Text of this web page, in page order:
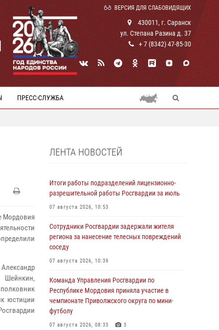
ВЕРСИЯ ДЛЯ СЛАБОВИДЯЩИХ
430011, г. Саранск
ул. Степана Разина д. 37
+ 7 (8342) 47-85-30
ПРЕСС-СЛУЖБА
Мордовия
Шейнкин,
юстиции
ЛЕНТА НОВОСТЕЙ
Итоги работы подразделений лицензионно-
разрешительной работы Росгвардии за июль
07 августа 2026, 10:53
Сотрудники Росгвардии задержали жителя
региона за нанесение телесных повреждений
соседу
07 августа 2026, 10:39
Команда Управления Росгвардии по
Республике Мордовия приняла участие в
чемпионате Приволжского округа по мини-
футболу
07 августа 2026, 08:33 3